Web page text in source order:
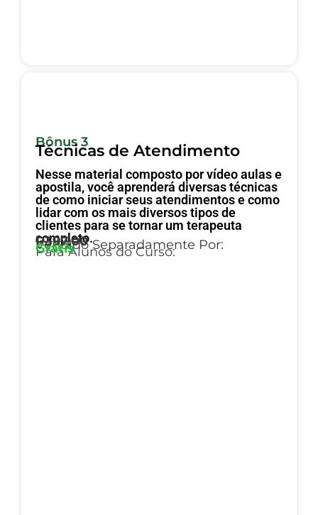
Bônus 3
Técnicas de Atendimento
Nesse material composto por vídeo aulas e
apostila, você aprenderá diversas técnicas
de como iniciar seus atendimentos e como
lidar com os mais diversos tipos de
clientes para se tornar um terapeuta
completo.
Vendido Separadamente Por:
R397,00
Para Alunos do Curso:
Grátis